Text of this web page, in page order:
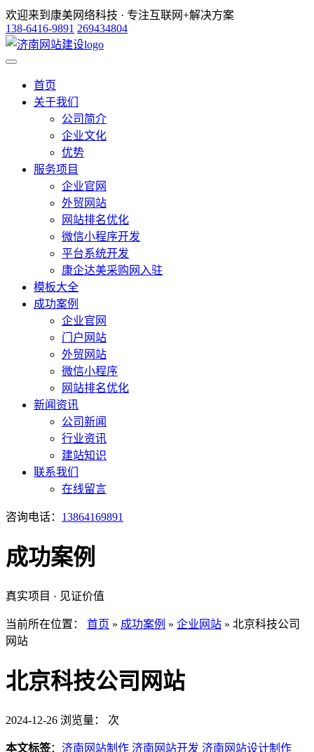
欢迎来到康美网络科技 · 专注互联网+解决方案
138-6416-9891 269434804
首页
关于我们
公司简介
企业文化
优势
服务项目
企业官网
外贸网站
网站排名优化
微信小程序开发
平台系统开发
康企达美采购网入驻
模板大全
成功案例
企业官网
门户网站
外贸网站
微信小程序
网站排名优化
新闻资讯
公司新闻
行业资讯
建站知识
联系我们
在线留言
咨询电话： 13864169891
成功案例
真实项目 · 见证价值
当前所在位置： 首页 » 成功案例 » 企业网站 » 北京科技公司
网站
北京科技公司网站
2024-12-26 浏览量： 次
本文标签： 济南网站制作 济南网站开发 济南网站设计制作